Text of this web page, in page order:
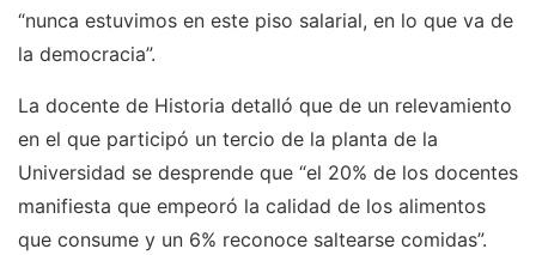
“nunca estuvimos en este piso salarial, en lo que va de
la democracia”.
La docente de Historia detalló que de un relevamiento
en el que participó un tercio de la planta de la
Universidad se desprende que “el 20% de los docentes
manifiesta que empeoró la calidad de los alimentos
que consume y un 6% reconoce saltearse comidas”.